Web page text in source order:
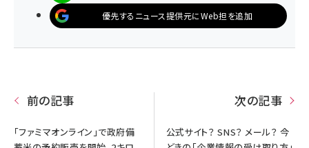
優先するニュース提供元にWeb担を追加
前の記事
「ファミマオンライン」で政府備
次の記事
公式サイト？ SNS？ メール？ 今